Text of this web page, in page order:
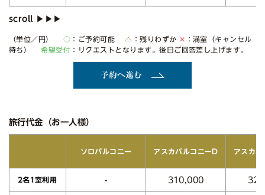
（単位／円） ○ ：ご予約可能 △ ：残りわずか ✕ ：満室（キャンセル
待ち）希望受付 ：リクエストとなります。後日ご回答差し上げます。
予約へ進む
旅行代金（お一人様）
ソロバルコニー アスカバルコニーD アスカバ
2名1室利用 - 310,000